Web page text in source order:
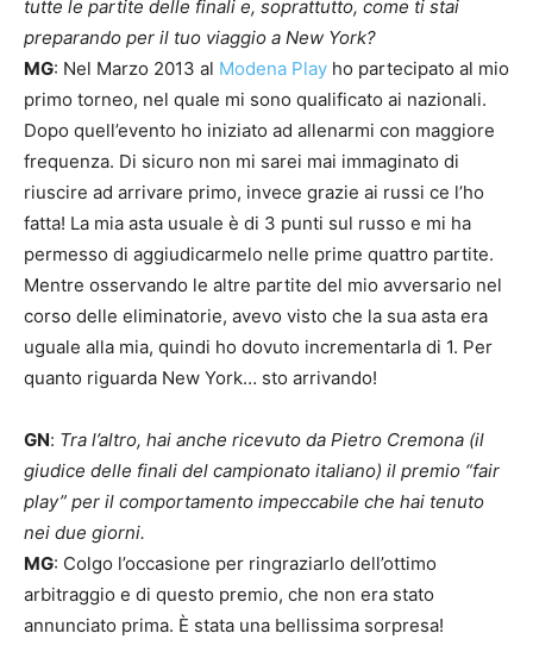
tutte le partite delle finali e, soprattutto, come ti stai
preparando per il tuo viaggio a New York?
MG: Nel Marzo 2013 al Modena Play ho partecipato al mio
primo torneo, nel quale mi sono qualificato ai nazionali.
Dopo quell’evento ho iniziato ad allenarmi con maggiore
frequenza. Di sicuro non mi sarei mai immaginato di
riuscire ad arrivare primo, invece grazie ai russi ce l’ho
fatta! La mia asta usuale è di 3 punti sul russo e mi ha
permesso di aggiudicarmelo nelle prime quattro partite.
Mentre osservando le altre partite del mio avversario nel
corso delle eliminatorie, avevo visto che la sua asta era
uguale alla mia, quindi ho dovuto incrementarla di 1. Per
quanto riguarda New York… sto arrivando!
GN: Tra l’altro, hai anche ricevuto da Pietro Cremona (il
giudice delle finali del campionato italiano) il premio “fair
play” per il comportamento impeccabile che hai tenuto
nei due giorni.
MG: Colgo l’occasione per ringraziarlo dell’ottimo
arbitraggio e di questo premio, che non era stato
annunciato prima. È stata una bellissima sorpresa!